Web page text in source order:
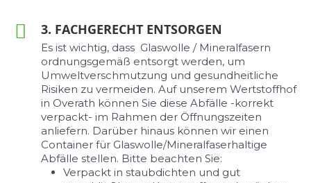
3. FACHGERECHT ENTSORGEN
Es ist wichtig, dass Glaswolle / Mineralfasern
ordnungsgemäß entsorgt werden, um
Umweltverschmutzung und gesundheitliche
Risiken zu vermeiden. Auf unserem Wertstoffhof
in Overath können Sie diese Abfälle -korrekt
verpackt- im Rahmen der Öffnungszeiten
anliefern. Darüber hinaus können wir einen
Container für Glaswolle/Mineralfaserhaltige
Abfälle stellen. Bitte beachten Sie:
Verpackt in staubdichten und gut